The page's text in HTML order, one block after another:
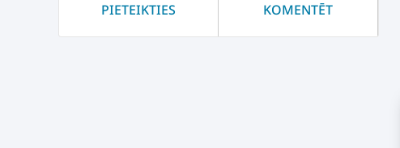
PIETEIKTIES KOMENTĒT